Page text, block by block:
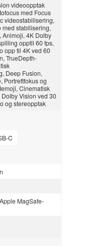
videoopptak
med Focus
videostabilisering,
med stabilisering,
Animoji, 4K Dolby
opptil 60 fps,
opp til 4K ved 60
TrueDepth-
Deep Fusion,
Portrettfokus og
Cinematisk
Vision ved 30
og stereopptak
C
MagSafe-